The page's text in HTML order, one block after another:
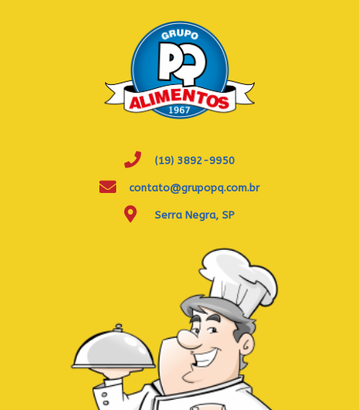
(19) 3892-9950
contato@grupopq.com.br
Serra Negra, SP